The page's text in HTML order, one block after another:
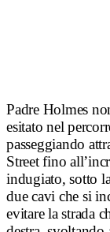
Padre Holmes
esitato nel
passeggiando
Street fino
indugiato, sotto
due cavi che si
evitare la strada